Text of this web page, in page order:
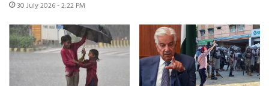
30 July 2026 - 2:22 PM